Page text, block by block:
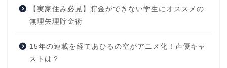
【実家住み必見】貯金ができない学生にオススメの
無理矢理貯金術
15年の連載を経てあひるの空がアニメ化！声優キャ
ストは？